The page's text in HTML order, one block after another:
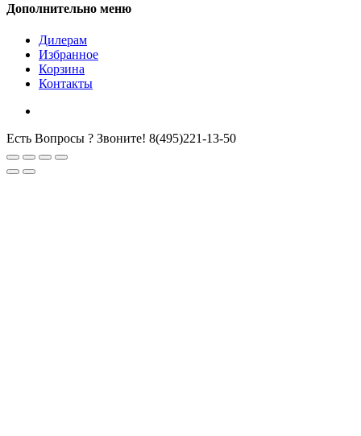
Дополнительно меню
Дилерам
Избранное
Корзина
Контакты
Есть Вопросы ? Звоните! 8(495)221-13-50